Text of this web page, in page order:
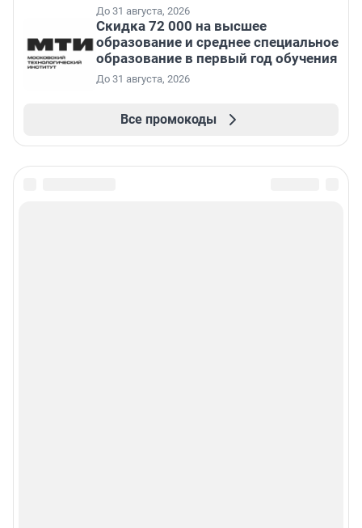
До 31 августа, 2026
Скидка 72 000 на высшее
образование и среднее специальное
образование в первый год обучения
До 31 августа, 2026
Все промокоды